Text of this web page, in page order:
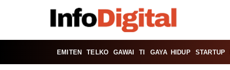
EMITEN TELKO GAWAI TI GAYA HIDUP STARTUP